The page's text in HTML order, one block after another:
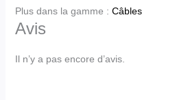
Plus dans la gamme : Câbles
Avis
Il n’y a pas encore d’avis.